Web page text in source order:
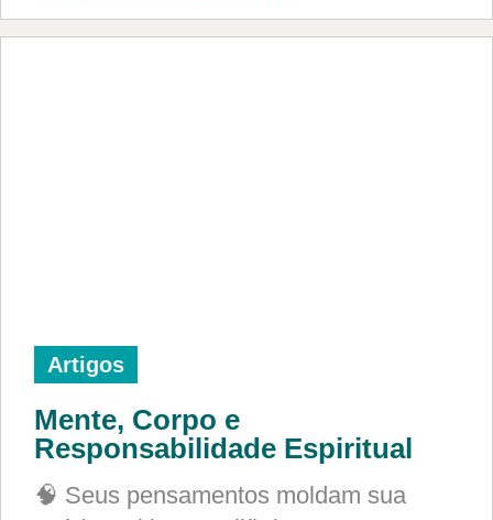
Artigos
Mente, Corpo e
Responsabilidade Espiritual
🧠 Seus pensamentos moldam sua